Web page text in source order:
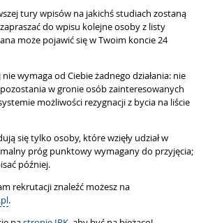
tury wpisów na jakichś studiach zostaną
do wpisu kolejne osoby z listy
może pojawić się w Twoim koncie 24
wymaga od Ciebie żadnego działania: nie
w gronie osób zainteresowanych
możliwości rezygnacji z bycia na liście
się tylko osoby, które wzięły udział w
próg punktowy wymagany do przyjęcia;
później.
rekrutacji znaleźć możesz na
.